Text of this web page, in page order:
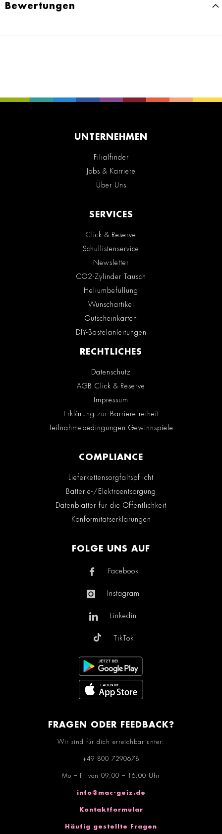
Bewertungen
UNTERNEHMEN
Filialfinder
Jobs & Karriere
Über Uns
SERVICES
Click & Reserve
Schullistenservice
Newsletter
CO2-Zylinder Tausch
Heliumbefüllung
Wunschartikel
Gutscheinkarten
DIY-Bastelanleitungen
RECHTLICHES
Datenschutz
AGB Click & Reserve
Impressum
Erklärung zur Barrierefreiheit
Teilnahmebedingungen Gewinnspiele
COMPLIANCE
Lieferkettensorgfaltspflicht
Batterie-/Elektroentsorgung
Datenblätter für die Öffentlichkeit
Konformitätserklärungen
FOLGE UNS AUF
Facebook
Instagram
Linkedin
TikTok
FRAGEN ODER FEEDBACK?
Wir sind für dich erreichbar unter:
+49 800 7290678
Mo – Fr von 09:00 – 16:00 Uhr
info@mac-geiz.de
Kontaktformular
Häufig gestellte Fragen